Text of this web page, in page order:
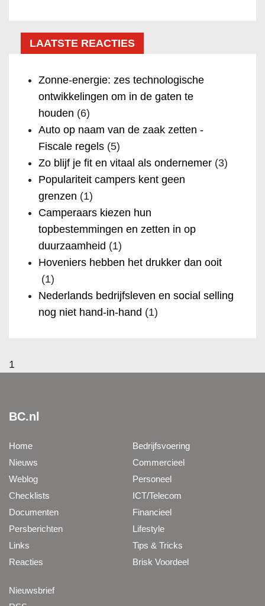
LAATSTE REACTIES
Zonne-energie: zes technologische
ontwikkelingen om in de gaten te
houden (6)
Auto op naam van de zaak zetten -
Fiscale regels (5)
Zo blijf je fit en vitaal als ondernemer (3)
Populariteit campers kent geen
grenzen (1)
Camperaars kiezen hun
topbestemmingen en zetten in op
duurzaamheid (1)
Hoveniers hebben het drukker dan ooit
(1)
Nederlands bedrijfsleven en social selling
nog niet hand-in-hand (1)
1
BC.nl
Home
Nieuws
Weblog
Checklists
Documenten
Persberichten
Links
Reacties
Bedrijfsvoering
Commercieel
Personeel
ICT/Telecom
Financieel
Lifestyle
Tips & Tricks
Brisk Voordeel
Nieuwsbrief